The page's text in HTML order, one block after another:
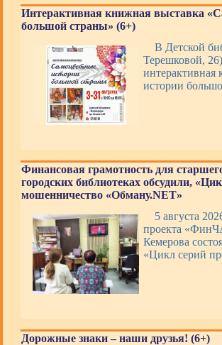
Интерактивная книжная выставка
большой страны» (6+)
В Детской
Терешковой, 26)
истории
Финансовая грамотность для
городских библиотеках обсудили,
мошенничество «Обману.NET»
5 августа
проекта
Кемерова
«Цикл серий
Дорожные знаки – наши друзья! (6+)